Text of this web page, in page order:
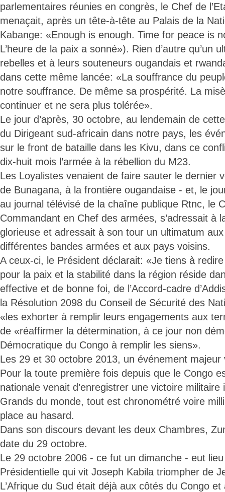
parlementaires réunies en congrès, le Chef de
menaçait, après un tête-à-tête au Palais de la
Kabange: «Enough is enough. Time for peace is
L’heure de la paix a sonné»). Rien d’autre qu’un
rebelles et à leurs souteneurs ougandais et
dans cette même lancée: «La souffrance du
notre souffrance. De même sa prospérité. La
continuer et ne sera plus tolérée».
Le jour d’après, 30 octobre, au lendemain de
du Dirigeant sud-africain dans notre pays, les
sur le front de bataille dans les Kivu, dans ce
dix-huit mois l’armée à la rébellion du M23.
Les Loyalistes venaient de faire sauter le dernier
de Bunagana, à la frontière ougandaise - et, le
au journal télévisé de la chaîne publique Rtnc, le
Commandant en Chef des armées, s’adressait à
glorieuse et adressait à son tour un ultimatum
différentes bandes armées et aux pays voisins.
A ceux-ci, le Président déclarait: «Je tiens à
pour la paix et la stabilité dans la région réside
effective et de bonne foi, de l’Accord-cadre
la Résolution 2098 du Conseil de Sécurité des
«les exhorter à remplir leurs engagements aux
de «réaffirmer la détermination, à ce jour non
Démocratique du Congo à remplir les siens».
Les 29 et 30 octobre 2013, un événement
Pour la toute première fois depuis que le Congo
nationale venait d’enregistrer une victoire
Grands du monde, tout est chronométré voire
place au hasard.
Dans son discours devant les deux Chambres,
date du 29 octobre.
Le 29 octobre 2006 - ce fut un dimanche - eut
Présidentielle qui vit Joseph Kabila triompher de
L’Afrique du Sud était déjà aux côtés du Congo